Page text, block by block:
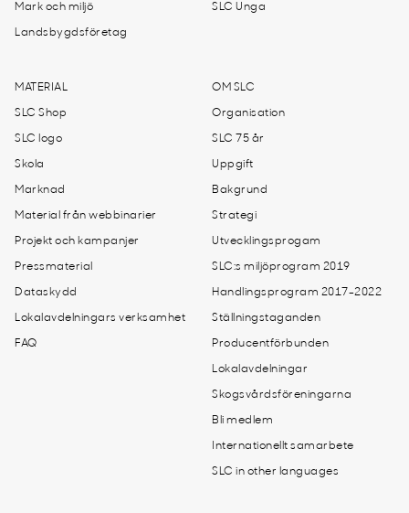
Mark och miljö
Landsbygdsföretag
SLC Unga
MATERIAL
SLC Shop
SLC logo
Skola
Marknad
Material från webbinarier
Projekt och kampanjer
Pressmaterial
Dataskydd
Lokalavdelningars verksamhet
FAQ
OM SLC
Organisation
SLC 75 år
Uppgift
Bakgrund
Strategi
Utvecklingsprogam
SLC:s miljöprogram 2019
Handlingsprogram 2017-2022
Ställningstaganden
Producentförbunden
Lokalavdelningar
Skogsvårdsföreningarna
Bli medlem
Internationellt samarbete
SLC in other languages